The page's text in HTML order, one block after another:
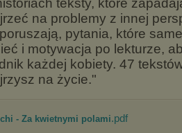
teksty, które
na problemy z innej
pytania, które
i motywacja po lekturze,
każdej kobiety. 47
na życie."
- Za kwietnymi polami.pdf